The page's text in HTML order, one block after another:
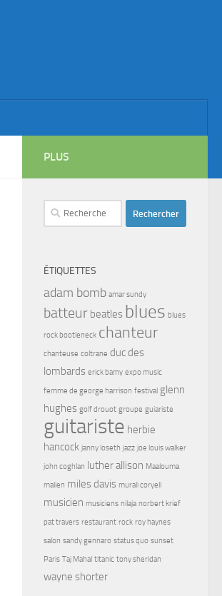
PLUS
Rechercher :
ÉTIQUETTES
adam bomb amar sundy
batteur beatles blues blues
rock bootleneck chanteur
chanteuse coltrane duc des
lombards erick bamy expo music
femme de george harrison festival glenn
hughes golf drouot groupe guiariste
guitariste herbie
hancock janny loseth jazz joe louis walker
john coghlan luther allison Maalouma
malien miles davis murali coryell
musicien musiciens nilaja norbert krief
pat travers restaurant rock roy haynes
salon sandy gennaro status quo sunset
Paris Taj Mahal titanic tony sheridan
wayne shorter